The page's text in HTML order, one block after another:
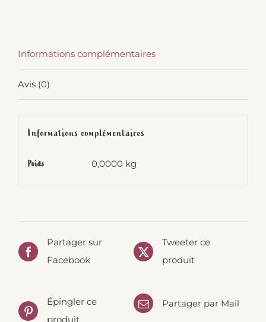
Informations complémentaires
Avis (0)
Informations complémentaires
Poids 0,0000 kg
Partager sur
Facebook
Tweeter ce
produit
Épingler ce
produit
Partager par Mail